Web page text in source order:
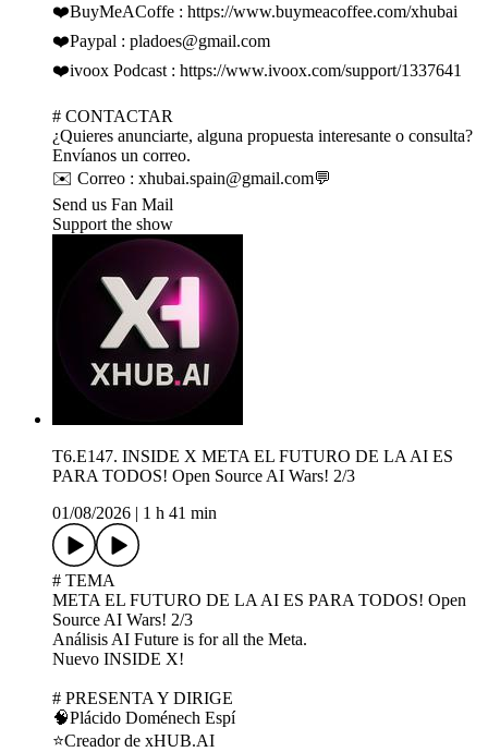
❤️BuyMeACoffe : https://www.buymeacoffee.com/xhubai
❤️Paypal : pladoes@gmail.com
❤️ivoox Podcast : https://www.ivoox.com/support/1337641
# CONTACTAR
¿Quieres anunciarte, alguna propuesta interesante o consulta?
Envíanos un correo.
✉️ Correo : xhubai.spain@gmail.com💬
Send us Fan Mail
Support the show
T6.E147. INSIDE X META EL FUTURO DE LA AI ES
PARA TODOS! Open Source AI Wars! 2/3
01/08/2026
1 h 41 min
# TEMA
META EL FUTURO DE LA AI ES PARA TODOS! Open
Source AI Wars! 2/3
Análisis AI Future is for all the Meta.
Nuevo INSIDE X!
# PRESENTA Y DIRIGE
🧠Plácido Doménech Espí
⭐Creador de xHUB.AI